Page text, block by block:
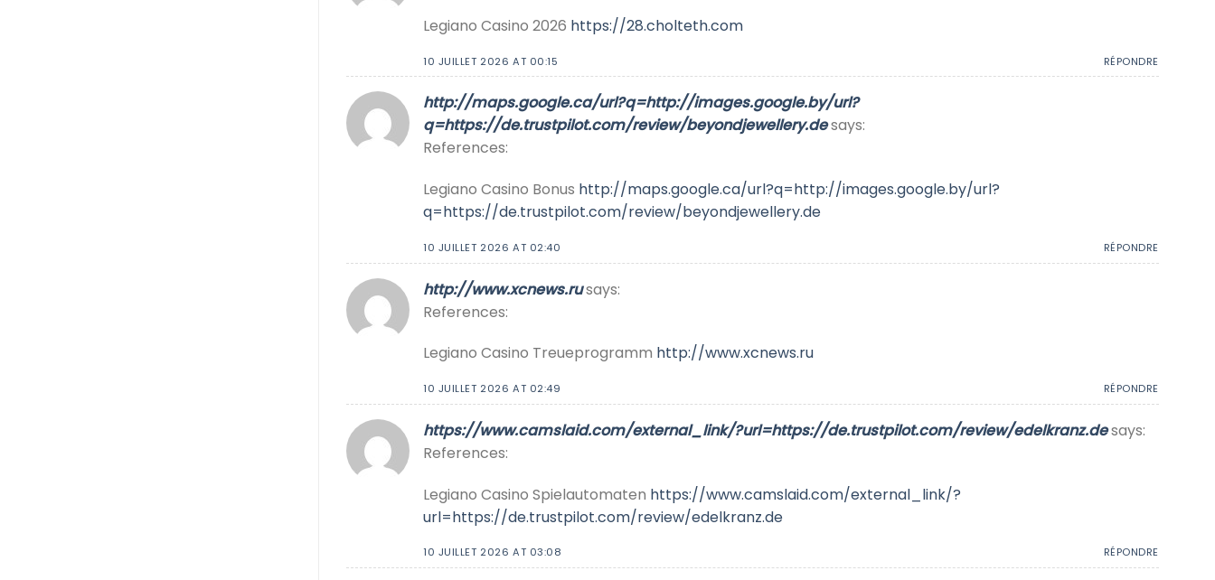
Legiano Casino 2026 https://28.cholteth.com
10 JUILLET 2026 AT 00:15 RÉPONDRE
http://maps.google.ca/url?q=http://images.google.by/url?
q=https://de.trustpilot.com/review/beyondjewellery.desays:
References:
Legiano Casino Bonus http://maps.google.ca/url?q=http://images.google.by/url?
q=https://de.trustpilot.com/review/beyondjewellery.de
10 JUILLET 2026 AT 02:40 RÉPONDRE
http://www.xcnews.rusays:
References:
Legiano Casino Treueprogramm http://www.xcnews.ru
10 JUILLET 2026 AT 02:49 RÉPONDRE
https://www.camslaid.com/external_link/?url=https://de.trustpilot.com/review/edelkranz.desays:
References:
Legiano Casino Spielautomaten https://www.camslaid.com/external_link/?
url=https://de.trustpilot.com/review/edelkranz.de
10 JUILLET 2026 AT 03:08 RÉPONDRE